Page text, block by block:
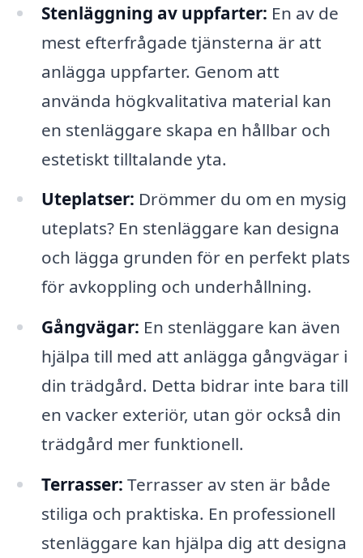
Stenläggning av uppfarter: En av de
mest efterfrågade tjänsterna är att
anlägga uppfarter. Genom att
använda högkvalitativa material kan
en stenläggare skapa en hållbar och
estetiskt tilltalande yta.
Uteplatser: Drömmer du om en mysig
uteplats? En stenläggare kan designa
och lägga grunden för en perfekt plats
för avkoppling och underhållning.
Gångvägar: En stenläggare kan även
hjälpa till med att anlägga gångvägar i
din trädgård. Detta bidrar inte bara till
en vacker exteriör, utan gör också din
trädgård mer funktionell.
Terrasser: Terrasser av sten är både
stiliga och praktiska. En professionell
stenläggare kan hjälpa dig att designa